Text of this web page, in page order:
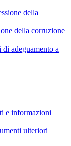
della
della corruzione
adeguamento a
e informazioni
ulteriori